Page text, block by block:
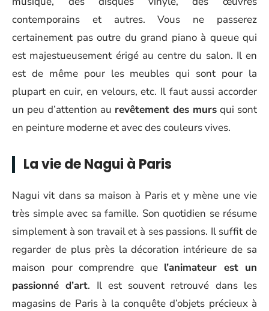
contemporains et autres. Vous ne passerez
certainement pas outre du grand piano à queue qui
est majestueusement érigé au centre du salon. Il en
est de même pour les meubles qui sont pour la
plupart en cuir, en velours, etc. Il faut aussi accorder
un peu d’attention au revêtement des murs qui sont
en peinture moderne et avec des couleurs vives.
La vie de Nagui à Paris
Nagui vit dans sa maison à Paris et y mène une vie
très simple avec sa famille. Son quotidien se résume
simplement à son travail et à ses passions. Il suffit de
regarder de plus près la décoration intérieure de sa
maison pour comprendre que l’animateur est un
passionné d’art. Il est souvent retrouvé dans les
magasins de Paris à la conquête d’objets précieux à